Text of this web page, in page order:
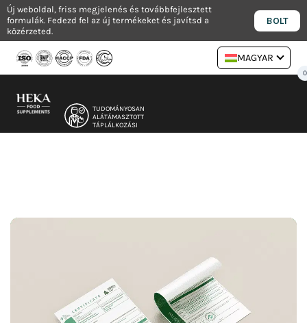
Ugrás
tartalomra
Új weboldal, friss megjelenés és továbbfejlesztett
formulák. Fedezd fel az új termékeket és javítsd a
közérzeted.
BOLT
MAGYAR
TUDOMÁNYOSAN
ALÁTÁMASZTOTT
TÁPLÁLKOZÁSI
FORMULÁK
0